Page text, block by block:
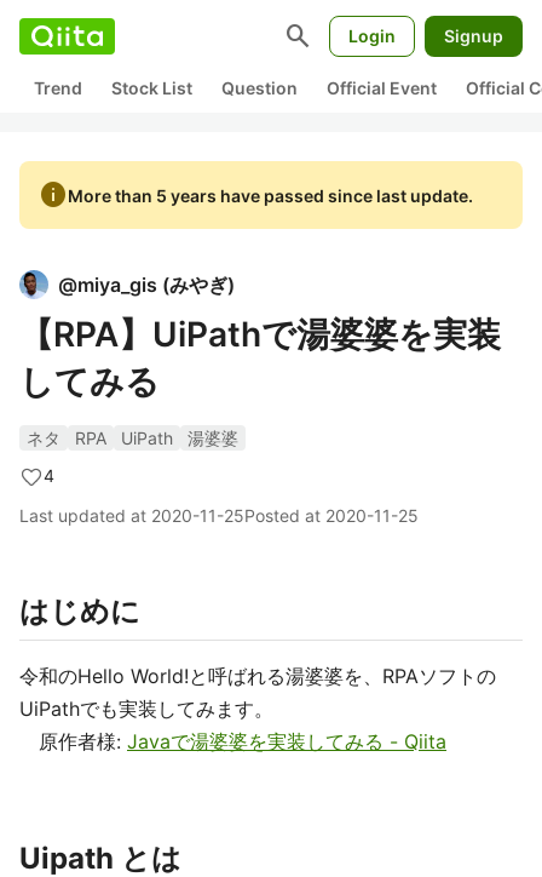
search Login Signup
Trend Stock List Question Official Event Official
infoMore than 5 years have passed since last update.
@miya_gis (みやぎ)
【RPA】UiPathで湯婆婆を実装
してみる
ネタ RPA UiPath
湯婆婆
4
Last updated at 2020-11-25Posted at 2020-11-25
はじめに
令和のHello World!と呼ばれる湯婆婆を、RPAソフトの
UiPathでも実装してみます。
原作者様: Javaで湯婆婆を実装してみる - Qiita
Uipath とは